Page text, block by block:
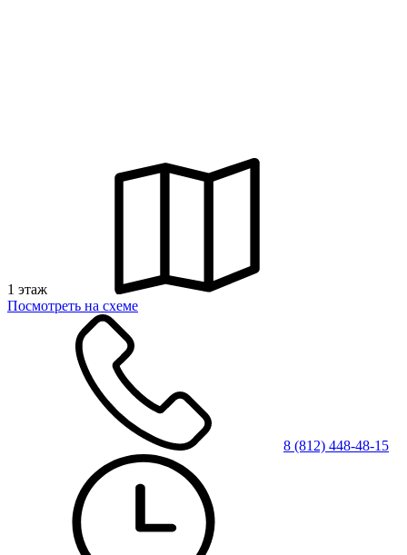
1 этаж
Посмотреть на схеме
8 (812) 448-48-15